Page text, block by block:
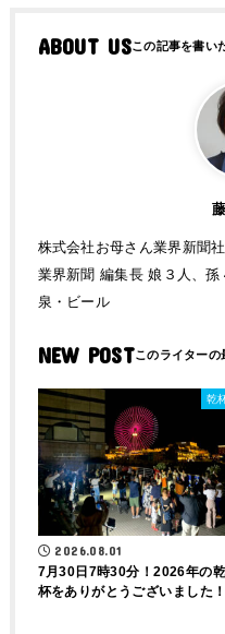
ABOUT US
株式会社お母さん業界新聞
業界新聞 編集長 娘３人、
泉・ビール
NEW POST
乾
2026.08.01
7月30日7時30分！2026年の乾
杯をありがとうございました！